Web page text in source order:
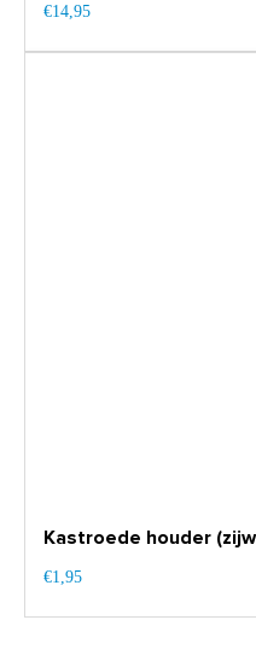
€14,95
Kastroede houder
€1,95